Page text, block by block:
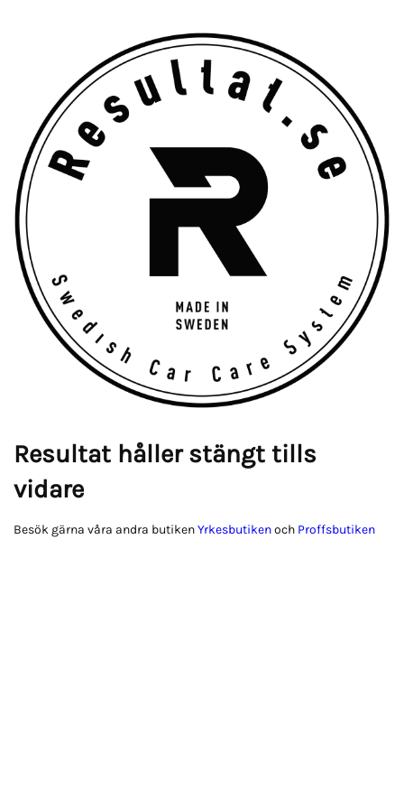
Resultat håller stängt tills
vidare
Besök gärna våra andra butikenYrkesbutikenoch Proffsbutiken